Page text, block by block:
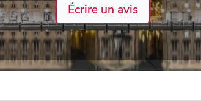
Écrire un avis